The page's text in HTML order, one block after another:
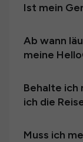
Ist mein
Ab wann
meine
Behalte ich
ich die
Muss ich